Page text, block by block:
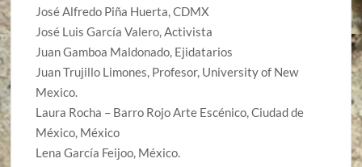
José Alfredo Piña Huerta, CDMX
José Luis García Valero, Activista
Juan Gamboa Maldonado, Ejidatarios
Juan Trujillo Limones, Profesor, University of New
Mexico.
Laura Rocha – Barro Rojo Arte Escénico, Ciudad de
México, México
Lena García Feijoo, México.